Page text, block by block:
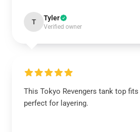
T Tyler
Verified owner
This Tokyo Revengers tank top
perfect for layering.